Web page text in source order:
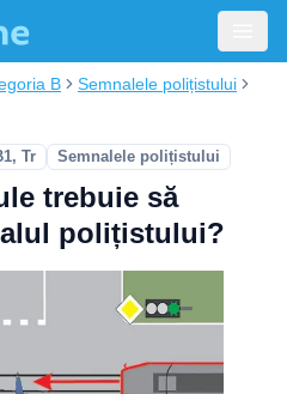
B
Semnalele polițistului
Tr Semnalele polițistului
trebuie să
polițistului?